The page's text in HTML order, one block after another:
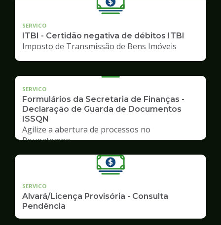
SERVICO
ITBI - Certidão negativa de débitos ITBI
Imposto de Transmissão de Bens Imóveis
SERVICO
Formulários da Secretaria de Finanças -
Declaração de Guarda de Documentos
ISSQN
Agilize a abertura de processos no
Poupatempo
SERVICO
Alvará/Licença Provisória - Consulta
Pendência